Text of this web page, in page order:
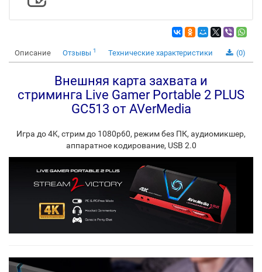
Описание Отзывы 1 Технические характеристики (0)
Внешняя карта захвата и
стриминга Live Gamer Portable 2 PLUS
GC513 от AVerMedia
Игра до 4K, стрим до 1080p60, режим без ПК, аудиомикшер,
аппаратное кодирование, USB 2.0